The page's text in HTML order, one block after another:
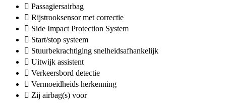
Passagiersairbag
Rijstrooksensor met correctie
Side Impact Protection System
Start/stop systeem
Stuurbekrachtiging snelheidsafhankelijk
Uitwijk assistent
Verkeersbord detectie
Vermoeidheids herkenning
Zij airbag(s) voor